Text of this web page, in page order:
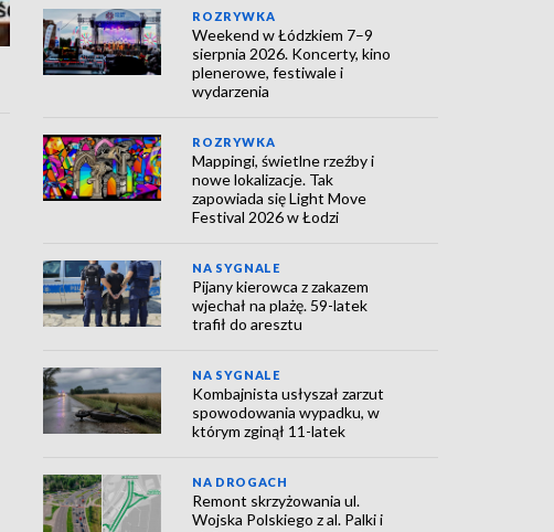
ROZRYWKA
Weekend w Łódzkiem 7–9
sierpnia 2026. Koncerty, kino
plenerowe, festiwale i
wydarzenia
ROZRYWKA
Mappingi, świetlne rzeźby i
nowe lokalizacje. Tak
zapowiada się Light Move
Festival 2026 w Łodzi
NA SYGNALE
Pijany kierowca z zakazem
wjechał na plażę. 59-latek
trafił do aresztu
NA SYGNALE
Kombajnista usłyszał zarzut
spowodowania wypadku, w
którym zginął 11-latek
NA DROGACH
Remont skrzyżowania ul.
Wojska Polskiego z al. Palki i